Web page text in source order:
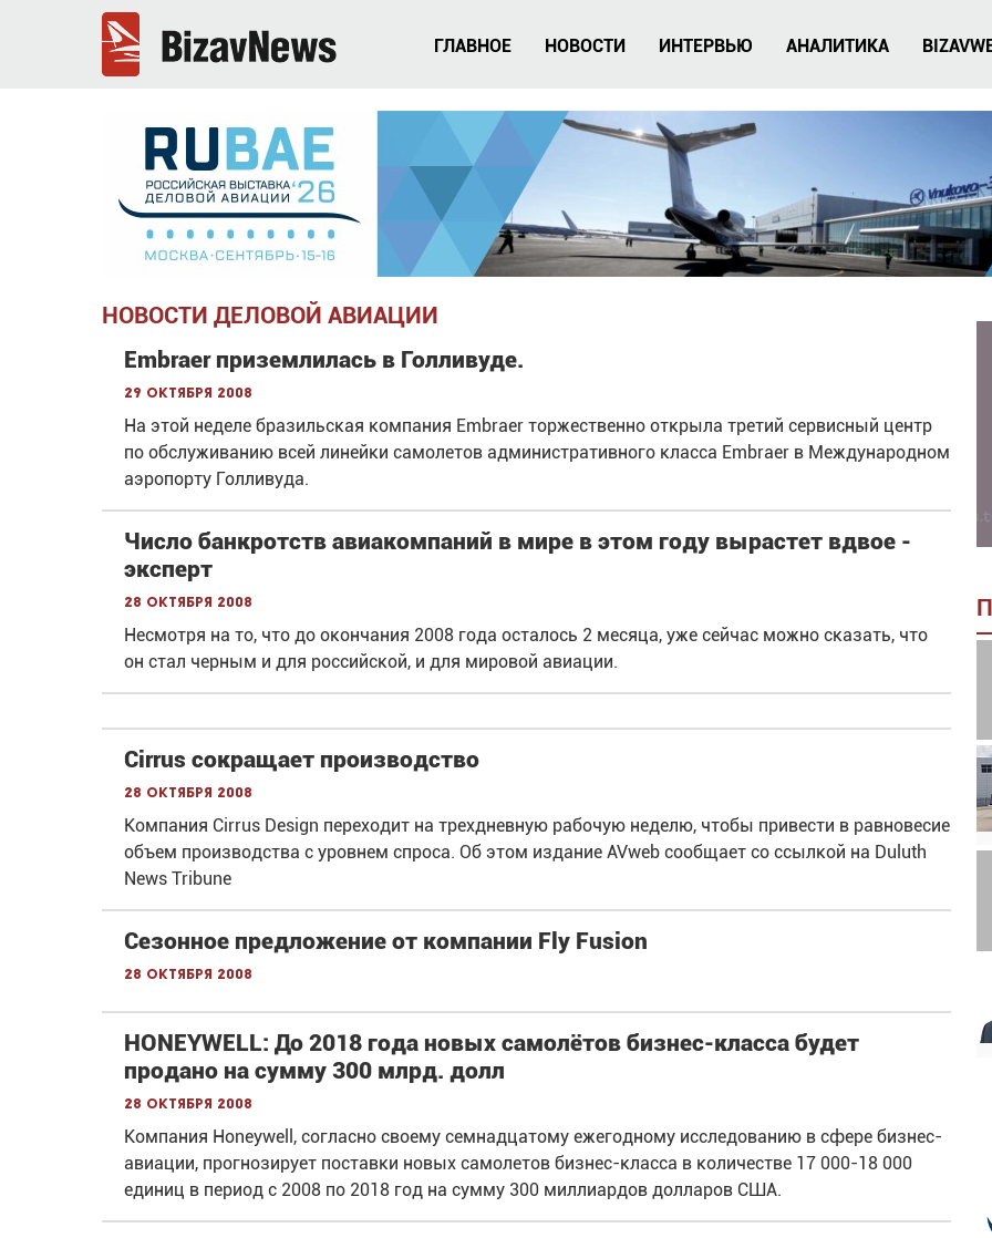
ГЛАВНОЕ НОВОСТИ ИНТЕРВЬЮ АНАЛИТИКА
НОВОСТИ ДЕЛОВОЙ АВИАЦИИ
Embraer приземлилась в Голливуде.
29 октября 2008
На этой неделе бразильская компания Embraer торжественно открыла третий сервисный центр
по обслуживанию всей линейки самолетов административного класса Embraer в Международном
аэропорту Голливуда.
Число банкротств авиакомпаний в мире в этом году вырастет вдвое -
эксперт
28 октября 2008
Несмотря на то, что до окончания 2008 года осталось 2 месяца, уже сейчас можно сказать, что
он стал черным и для российской, и для мировой авиации.
Cirrus сокращает производство
28 октября 2008
Компания Cirrus Design переходит на трехдневную рабочую неделю, чтобы привести в равновесие
объем производства с уровнем спроса. Об этом издание AVweb сообщает со ссылкой на Duluth
News Tribune
Сезонное предложение от компании Fly Fusion
28 октября 2008
HONEYWELL: До 2018 года новых самолётов бизнес-класса будет
продано на сумму 300 млрд. долл
28 октября 2008
Компания Honeywell, согласно своему семнадцатому ежегодному исследованию в сфере бизнес-
авиации, прогнозирует поставки новых самолетов бизнес-класса в количестве 17 000-18 000
единиц в период с 2008 по 2018 год на сумму 300 миллиардов долларов США.